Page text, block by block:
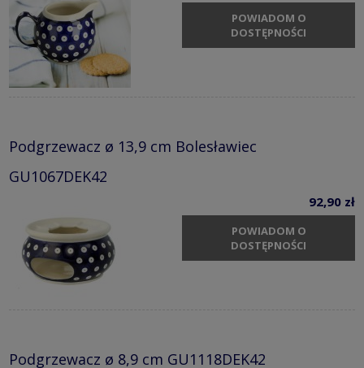
POWIADOM O
DOSTĘPNOŚCI
Podgrzewacz ø 13,9 cm Bolesławiec
GU1067DEK42
92,90 zł
POWIADOM O
DOSTĘPNOŚCI
Podgrzewacz ø 8,9 cm GU1118DEK42